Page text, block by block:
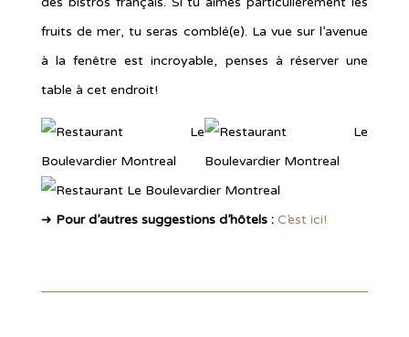
fruits de mer, tu seras comblé(e). La vue sur l’avenue
à la fenêtre est incroyable, penses à réserver une
table à cet endroit!
➜ Pour d’autres suggestions d’hôtels : C’est ici!